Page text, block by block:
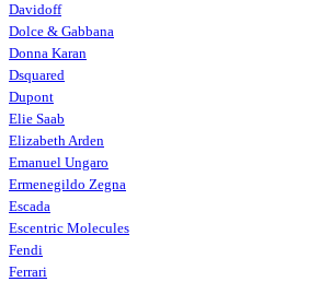
Davidoff
Dolce & Gabbana
Donna Karan
Dsquared
Dupont
Elie Saab
Elizabeth Arden
Emanuel Ungaro
Ermenegildo Zegna
Escada
Escentric Molecules
Fendi
Ferrari